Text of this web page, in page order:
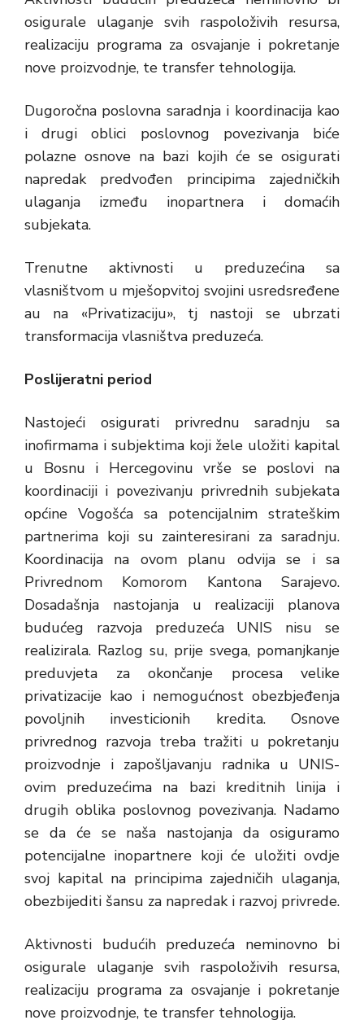
osigurale ulaganje svih raspoloživih resursa,
realizaciju programa za osvajanje i pokretanje
nove proizvodnje, te transfer tehnologija.
Dugoročna poslovna saradnja i koordinacija kao
i drugi oblici poslovnog povezivanja biće
polazne osnove na bazi kojih će se osigurati
napredak predvođen principima zajedničkih
ulaganja između inopartnera i domaćih
subjekata.
Trenutne aktivnosti u preduzećina sa
vlasništvom u mješopvitoj svojini usredsređene
au na «Privatizaciju», tj nastoji se ubrzati
transformacija vlasništva preduzeća.
Poslijeratni period
Nastojeći osigurati privrednu saradnju sa
inofirmama i subjektima koji žele uložiti kapital
u Bosnu i Hercegovinu vrše se poslovi na
koordinaciji i povezivanju privrednih subjekata
općine Vogošća sa potencijalnim strateškim
partnerima koji su zainteresirani za saradnju.
Koordinacija na ovom planu odvija se i sa
Privrednom Komorom Kantona Sarajevo.
Dosadašnja nastojanja u realizaciji planova
budućeg razvoja preduzeća UNIS nisu se
realizirala. Razlog su, prije svega, pomanjkanje
preduvjeta za okončanje procesa velike
privatizacije kao i nemogućnost obezbjeđenja
povoljnih investicionih kredita. Osnove
privrednog razvoja treba tražiti u pokretanju
proizvodnje i zapošljavanju radnika u UNIS-
ovim preduzećima na bazi kreditnih linija i
drugih oblika poslovnog povezivanja. Nadamo
se da će se naša nastojanja da osiguramo
potencijalne inopartnere koji će uložiti ovdje
svoj kapital na principima zajedničih ulaganja,
obezbijediti šansu za napredak i razvoj privrede.
Aktivnosti budućih preduzeća neminovno bi
osigurale ulaganje svih raspoloživih resursa,
realizaciju programa za osvajanje i pokretanje
nove proizvodnje, te transfer tehnologija.